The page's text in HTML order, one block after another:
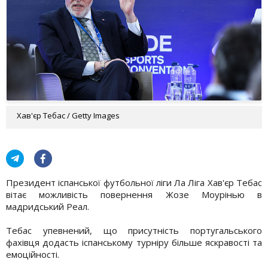
Хав'єр Тебас / Getty Images
Президент іспанської футбольної ліги Ла Ліга Хав'єр Тебас
вітає можливість повернення Жозе Моурінью в
мадридський Реал.
Тебас упевнений, що присутність португальського
фахівця додасть іспанському турніру більше яскравості та
емоційності.